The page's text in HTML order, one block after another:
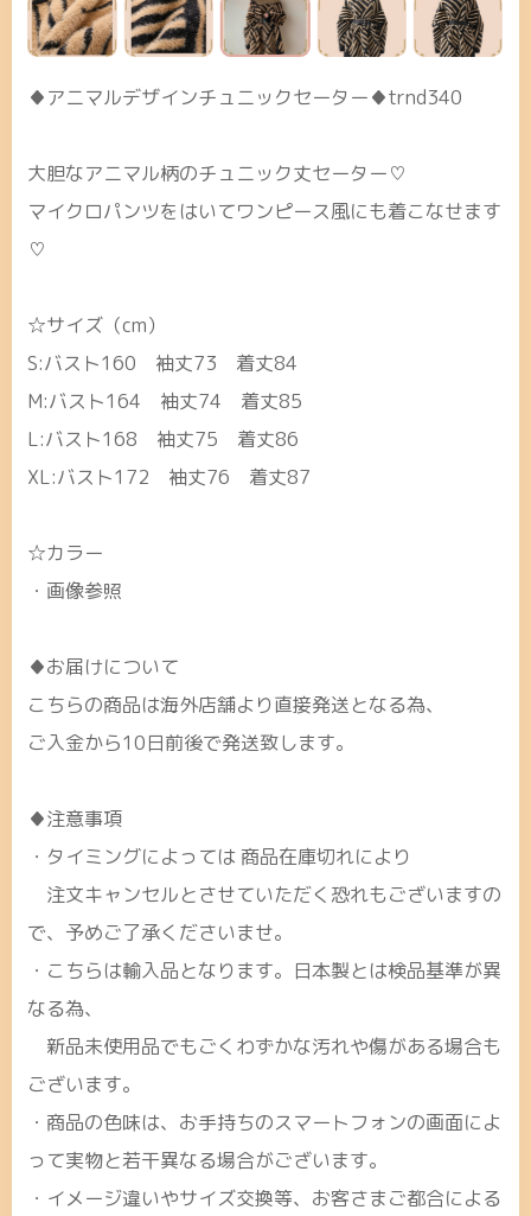
♦アニマルデザインチュニックセーター♦trnd340
大胆なアニマル柄のチュニック丈セーター♡
マイクロパンツをはいてワンピース風にも着こなせます
♡
☆サイズ（cm）
S:バスト160 袖丈73 着丈84
M:バスト164 袖丈74 着丈85
L:バスト168 袖丈75 着丈86
XL:バスト172 袖丈76 着丈87
☆カラー
・画像参照
♦お届けについて
こちらの商品は海外店舗より直接発送となる為、
ご入金から10日前後で発送致します。
♦注意事項
・タイミングによっては 商品在庫切れにより
注文キャンセルとさせていただく恐れもございますの
で、予めご了承くださいませ。
・こちらは輸入品となります。日本製とは検品基準が異
なる為、
新品未使用品でもごくわずかな汚れや傷がある場合も
ございます。
・商品の色味は、お手持ちのスマートフォンの画面によ
って実物と若干異なる場合がございます。
・イメージ違いやサイズ交換等、お客さまご都合による